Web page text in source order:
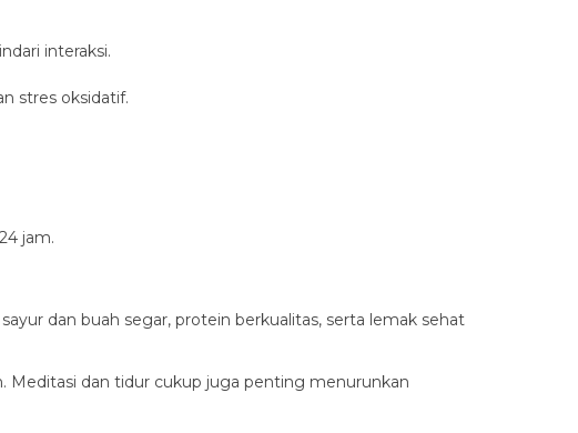
interaksi.
stres oksidatif.
jam.
dan buah segar, protein berkualitas, serta lemak sehat
Meditasi dan tidur cukup juga penting menurunkan